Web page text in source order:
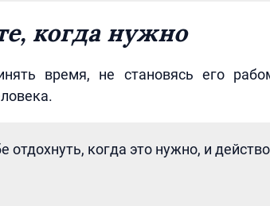
когда нужно
время, не становясь его
отдохнуть, когда это нужно, и